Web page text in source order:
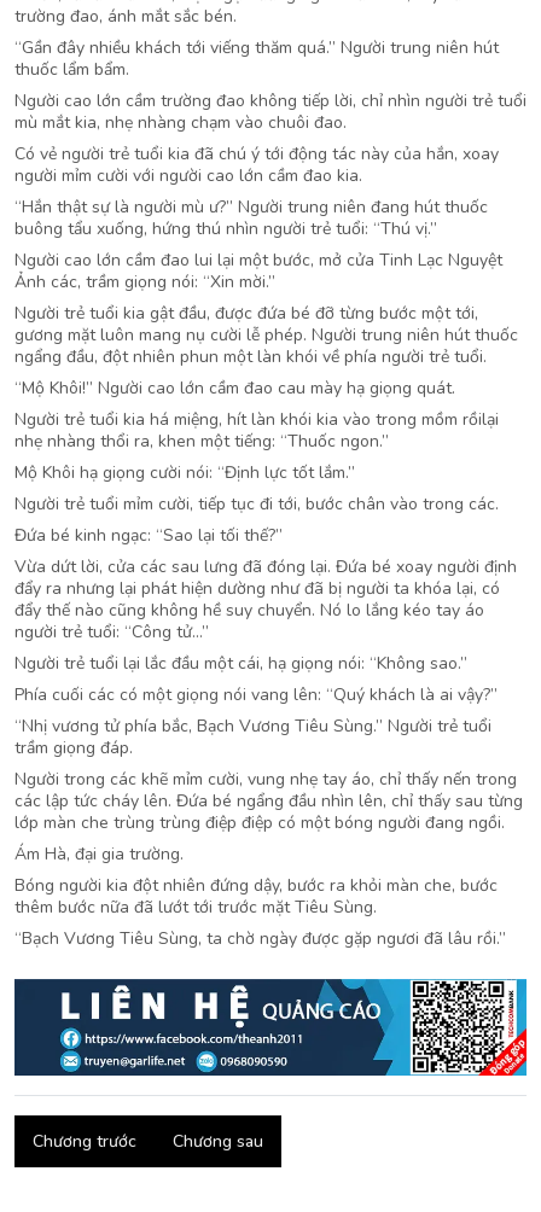
trường đao, ánh mắt sắc bén.
“Gần đây nhiều khách tới viếng thăm quá.” Người trung niên hút
thuốc lẩm bẩm.
Người cao lớn cầm trường đao không tiếp lời, chỉ nhìn người trẻ tuổi
mù mắt kia, nhẹ nhàng chạm vào chuôi đao.
Có vẻ người trẻ tuổi kia đã chú ý tới động tác này của hắn, xoay
người mỉm cười với người cao lớn cầm đao kia.
“Hắn thật sự là người mù ư?” Người trung niên đang hút thuốc
buông tẩu xuống, hứng thú nhìn người trẻ tuổi: “Thú vị.”
Người cao lớn cầm đao lui lại một bước, mở cửa Tinh Lạc Nguyệt
Ảnh các, trầm giọng nói: “Xin mời.”
Người trẻ tuổi kia gật đầu, được đứa bé đỡ từng bước một tới,
gương mặt luôn mang nụ cười lễ phép. Người trung niên hút thuốc
ngẩng đầu, đột nhiên phun một làn khói về phía người trẻ tuổi.
“Mộ Khôi!” Người cao lớn cầm đao cau mày hạ giọng quát.
Người trẻ tuổi kia há miệng, hít làn khói kia vào trong mồm rồilại
nhẹ nhàng thổi ra, khen một tiếng: “Thuốc ngon.”
Mộ Khôi hạ giọng cười nói: “Định lực tốt lắm.”
Người trẻ tuổi mỉm cười, tiếp tục đi tới, bước chân vào trong các.
Đứa bé kinh ngạc: “Sao lại tối thế?”
Vừa dứt lời, cửa các sau lưng đã đóng lại. Đứa bé xoay người định
đẩy ra nhưng lại phát hiện dường như đã bị người ta khóa lại, có
đẩy thế nào cũng không hề suy chuyển. Nó lo lắng kéo tay áo
người trẻ tuổi: “Công tử…”
Người trẻ tuổi lại lắc đầu một cái, hạ giọng nói: “Không sao.”
Phía cuối các có một giọng nói vang lên: “Quý khách là ai vậy?”
“Nhị vương tử phía bắc, Bạch Vương Tiêu Sùng.” Người trẻ tuổi
trầm giọng đáp.
Người trong các khẽ mỉm cười, vung nhẹ tay áo, chỉ thấy nến trong
các lập tức cháy lên. Đứa bé ngẩng đầu nhìn lên, chỉ thấy sau từng
lớp màn che trùng trùng điệp điệp có một bóng người đang ngồi.
Ám Hà, đại gia trường.
Bóng người kia đột nhiên đứng dậy, bước ra khỏi màn che, bước
thêm bước nữa đã lướt tới trước mặt Tiêu Sùng.
“Bạch Vương Tiêu Sùng, ta chờ ngày được gặp ngươi đã lâu rồi.”
Chương trước Chương sau